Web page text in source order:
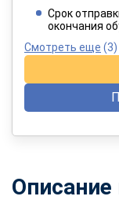
При
Срок
окончания
Смотреть еще (3)
Описание